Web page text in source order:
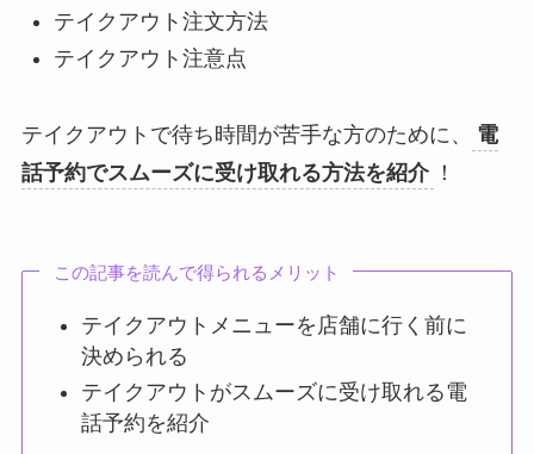
テイクアウト注文方法
テイクアウト注意点
テイクアウトで待ち時間が苦手な方のために、
電
話予約でスムーズに受け取れる方法を紹介 ！
この記事を読んで得られるメリット
テイクアウトメニューを店舗に行く前に
決められる
テイクアウトがスムーズに受け取れる電
話予約を紹介